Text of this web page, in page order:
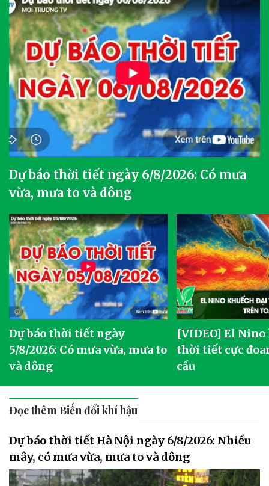
Dự báo thời tiết ngày 6/8/2026: Có mưa
vừa, mưa to và dông
Dự báo thời tiết ngày
5/8/2026: Có mưa vừa, mưa to
và dông
[VIDEO] El
thời tiết cực
cầu
Đọc thêm Biến đổi khí hậu
Dự báo thời tiết Hà Nội ngày 6/8/2026: Nhiều
mây, có mưa vừa, mưa to và dông